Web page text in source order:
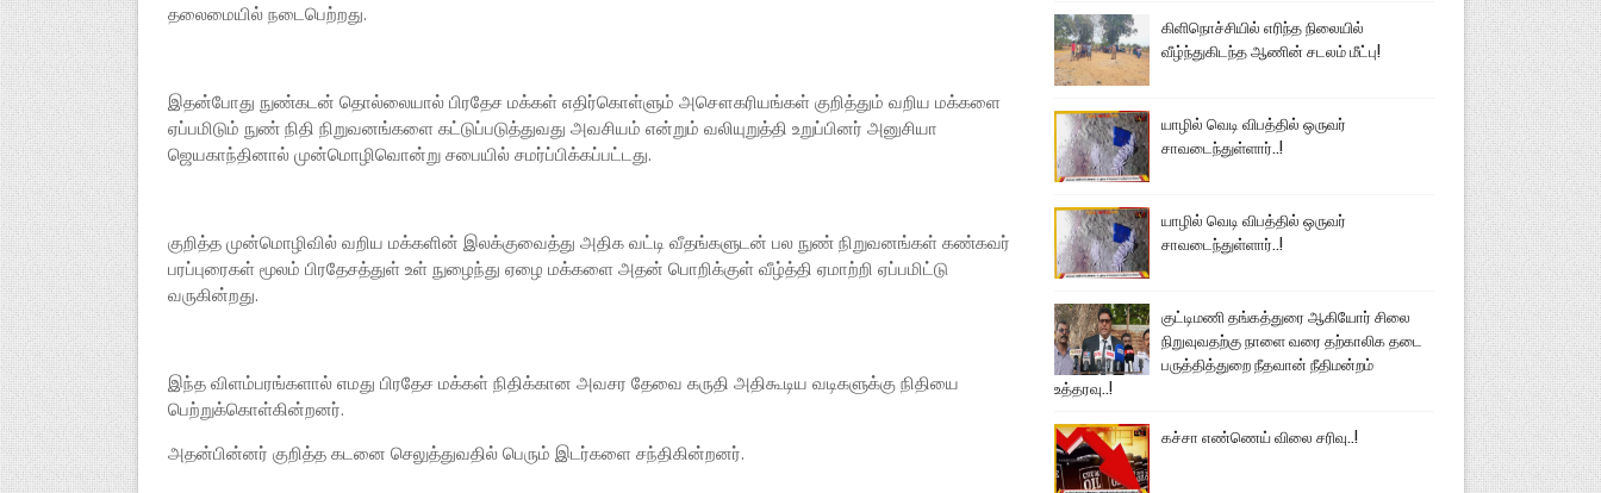
தலைமையில் நடைபெற்றது.
இதன்போது நுண்கடன் தொல்லையால் பிரதேச மக்கள் எதிர்கொள்ளும் அசௌகரியங்கள் குறித்தும் வறிய மக்களை
ஏப்பமிடும் நுண் நிதி நிறுவனங்களை கட்டுப்படுத்துவது அவசியம் என்றும் வலியுறுத்தி உறுப்பினர் அனுசியா
ஜெயகாந்தினால் முன்மொழிவொன்று சபையில் சமர்ப்பிக்கப்பட்டது.
குறித்த முன்மொழிவில் வறிய மக்களின் இலக்குவைத்து அதிக வட்டி வீதங்களுடன் பல நுண் நிறுவனங்கள் கண்கவர்
பரப்புரைகள் மூலம் பிரதேசத்துள் உள் நுழைந்து ஏழை மக்களை அதன் பொறிக்குள் வீழ்த்தி ஏமாற்றி ஏப்பமிட்டு
வருகின்றது.
இந்த விளம்பரங்களால் எமது பிரதேச மக்கள் நிதிக்கான அவசர தேவை கருதி அதிகூடிய வடிகளுக்கு நிதியை
பெற்றுக்கொள்கின்றனர்.
அதன்பின்னர் குறித்த கடனை செலுத்துவதில் பெரும் இடர்களை சந்திகின்றனர்.
கிளிநொச்சியில் எரிந்த நிலையில்
வீழ்ந்துகிடந்த ஆணின் சடலம் மீட்பு!
யாழில் வெடி விபத்தில் ஒருவர்
சாவடைந்துள்ளார்..!
யாழில் வெடி விபத்தில் ஒருவர்
சாவடைந்துள்ளார்..!
குட்டிமணி தங்கத்துரை ஆகியோர் சிலை
நிறுவுவதற்கு நாளை வரை தற்காலிக தடை
பருத்தித்துறை நீதவான் நீதிமன்றம்
உத்தரவு..!
கச்சா எண்ணெய் விலை சரிவு..!